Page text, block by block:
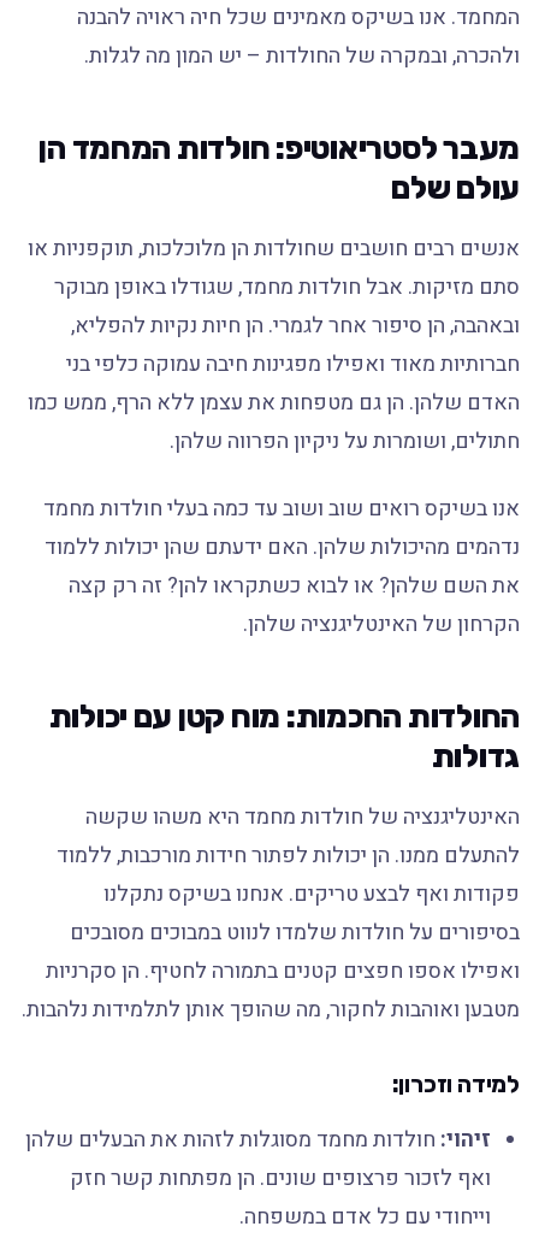
המחמד. אנו בשיקס מאמינים שכל חיה ראויה להבנה
ולהכרה, ובמקרה של החולדות – יש המון מה לגלות.
מעבר לסטריאוטיפ: חולדות המחמד הן
עולם שלם
אנשים רבים חושבים שחולדות הן מלוכלכות, תוקפניות או
סתם מזיקות. אבל חולדות מחמד, שגודלו באופן מבוקר
ובאהבה, הן סיפור אחר לגמרי. הן חיות נקיות להפליא,
חברותיות מאוד ואפילו מפגינות חיבה עמוקה כלפי בני
האדם שלהן. הן גם מטפחות את עצמן ללא הרף, ממש כמו
חתולים, ושומרות על ניקיון הפרווה שלהן.
אנו בשיקס רואים שוב ושוב עד כמה בעלי חולדות מחמד
נדהמים מהיכולות שלהן. האם ידעתם שהן יכולות ללמוד
את השם שלהן? או לבוא כשתקראו להן? זה רק קצה
הקרחון של האינטליגנציה שלהן.
החולדות החכמות: מוח קטן עם יכולות
גדולות
האינטליגנציה של חולדות מחמד היא משהו שקשה
להתעלם ממנו. הן יכולות לפתור חידות מורכבות, ללמוד
פקודות ואף לבצע טריקים. אנחנו בשיקס נתקלנו
בסיפורים על חולדות שלמדו לנווט במבוכים מסובכים
ואפילו אספו חפצים קטנים בתמורה לחטיף. הן סקרניות
מטבען ואוהבות לחקור, מה שהופך אותן לתלמידות נלהבות.
למידה וזכרון:
זיהוי:חולדות מחמד מסוגלות לזהות את הבעלים שלהן
ואף לזכור פרצופים שונים. הן מפתחות קשר חזק
וייחודי עם כל אדם במשפחה.